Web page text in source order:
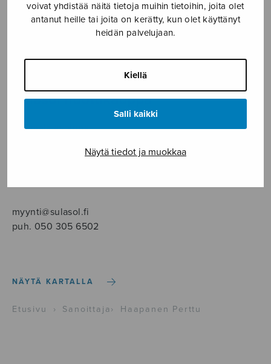
voivat yhdistää näitä tietoja muihin tietoihin, joita olet
antanut heille tai joita on kerätty, kun olet käyttänyt
heidän palvelujaan.
Kiellä
Salli kaikki
Näytä tiedot ja muokkaa
YKSINLAULU
YLEINEN
Sulasol nuottikauppa
Myymälä avoinna
00180 Helsinki
myynti@sulasol.fi
puh. 050 305 6502
NÄYTÄ KARTALLA
Etusivu › Sanoittaja › Haapanen Perttu